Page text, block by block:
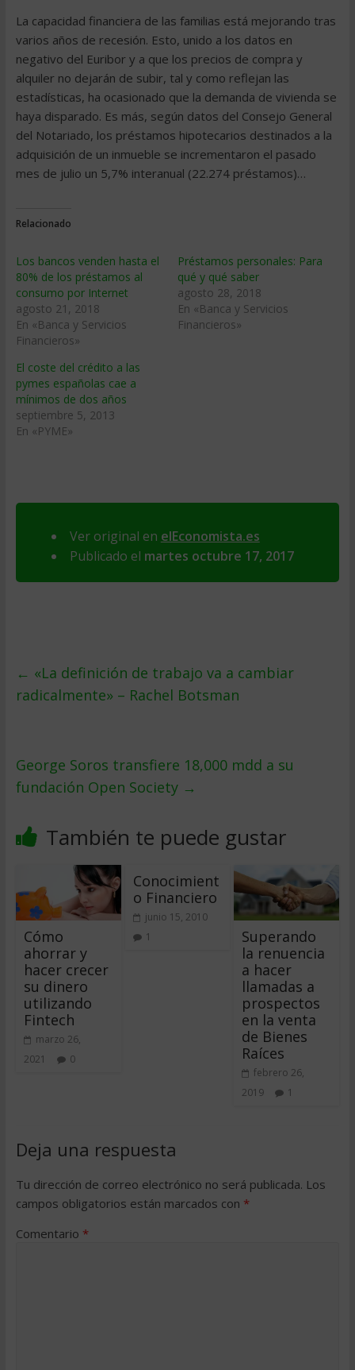
La capacidad financiera de las familias está mejorando tras
varios años de recesión. Esto, unido a los datos en
negativo del Euribor y a que los precios de compra y
alquiler no dejarán de subir, tal y como reflejan las
estadísticas, ha ocasionado que la demanda de vivienda se
haya disparado. Es más, según datos del Consejo General
del Notariado, los préstamos hipotecarios destinados a la
adquisición de un inmueble se incrementaron el pasado
mes de julio un 5,7% interanual (22.274 préstamos)…
Relacionado
Los bancos venden hasta el
80% de los préstamos al
consumo por Internet
agosto 21, 2018
En «Banca y Servicios
Financieros»
Préstamos personales: Para
qué y qué saber
agosto 28, 2018
En «Banca y Servicios
Financieros»
El coste del crédito a las
pymes españolas cae a
mínimos de dos años
septiembre 5, 2013
En «PYME»
Ver original en elEconomista.es
Publicado el martes octubre 17, 2017
← «La definición de trabajo va a cambiar
radicalmente» – Rachel Botsman
George Soros transfiere 18,000 mdd a su
fundación Open Society →
También te puede gustar
Cómo
ahorrar y
hacer crecer
su dinero
utilizando
Fintech
marzo 26,
2021
0
Conocimient
o Financiero
junio 15, 2010
1
Superando
la renuencia
a hacer
llamadas a
prospectos
en la venta
de Bienes
Raíces
febrero 26,
2019
1
Deja una respuesta
Tu dirección de correo electrónico no será publicada. Los
campos obligatorios están marcados con *
Comentario *